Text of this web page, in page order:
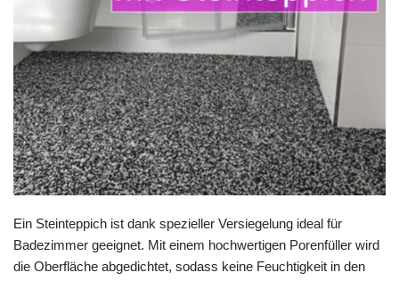
Ein Steinteppich ist dank spezieller Versiegelung ideal für
Badezimmer geeignet. Mit einem hochwertigen Porenfüller wird
die Oberfläche abgedichtet, sodass keine Feuchtigkeit in den